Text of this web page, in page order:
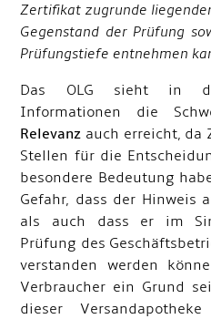
Zertifikat zugrunde
Gegenstand der Prüfung
Prüfungstiefe entnehmen
Das OLG sieht in
Informationen die
Relevanz auch erreicht, da
Stellen für die
besondere Bedeutung
Gefahr, dass der Hinweis
als auch dass er im
Prüfung des
verstanden werden
Verbraucher ein Grund
dieser